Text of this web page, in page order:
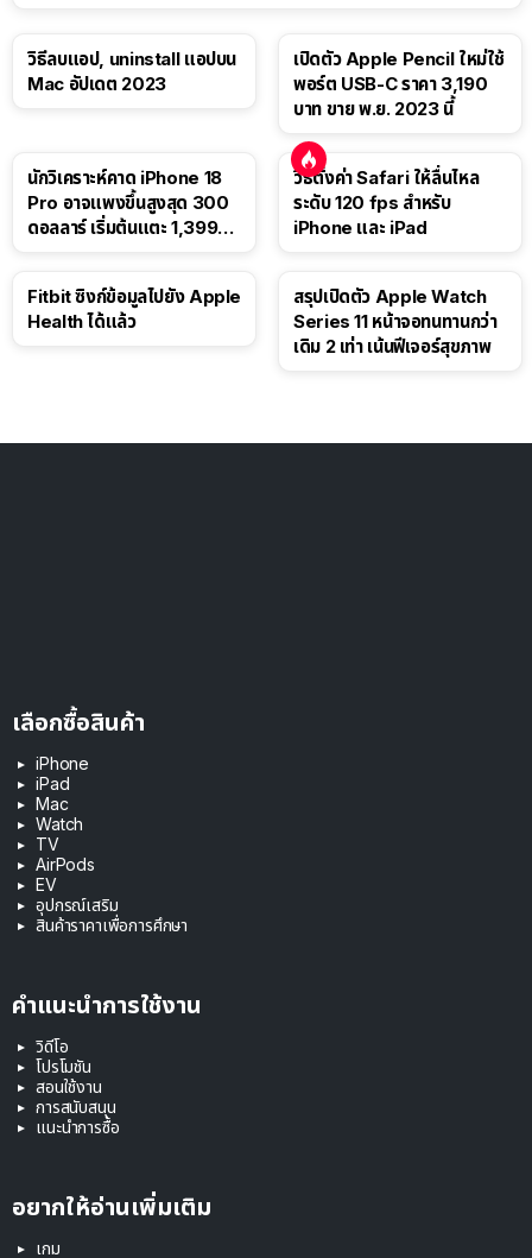
วิธีลบแอป, uninstall แอปบน
Mac อัปเดต 2023
เปิดตัว Apple Pencil ใหม่ใช้
พอร์ต USB-C ราคา 3,190
บาท ขาย พ.ย. 2023 นี้
นักวิเคราะห์คาด iPhone 18
Pro อาจแพงขึ้นสูงสุด 300
ดอลลาร์ เริ่มต้นแตะ 1,399
วิธีตั้งค่า Safari ให้ลื่นไหล
ระดับ 120 fps สำหรับ
iPhone และ iPad
Fitbit ซิงก์ข้อมูลไปยัง Apple
Health ได้แล้ว
สรุปเปิดตัว Apple Watch
Series 11 หน้าจอทนทานกว่า
เดิม 2 เท่า เน้นฟีเจอร์สุขภาพ
เลือกซื้อสินค้า
iPhone
iPad
Mac
Watch
TV
AirPods
EV
อุปกรณ์เสริม
สินค้าราคาเพื่อการศึกษา
คำแนะนำการใช้งาน
วิดีโอ
โปรโมชัน
สอนใช้งาน
การสนับสนุน
แนะนำการซื้อ
อยากให้อ่านเพิ่มเติม
เกม